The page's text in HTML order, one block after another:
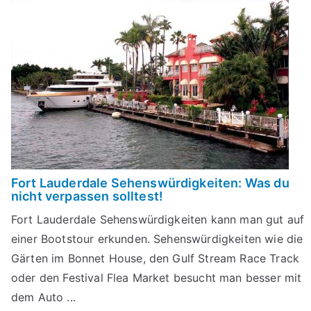
Fort Lauderdale Sehenswürdigkeiten: Was du
nicht verpassen solltest!
Fort Lauderdale Sehenswürdigkeiten kann man gut auf
einer Bootstour erkunden. Sehenswürdigkeiten wie die
Gärten im Bonnet House, den Gulf Stream Race Track
oder den Festival Flea Market besucht man besser mit
dem Auto ...